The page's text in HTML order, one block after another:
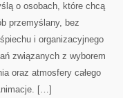
o osobach, które chcą
przemyślany, bez
i organizacyjnego
związanych z wyborem
oraz atmosfery całego
[…]